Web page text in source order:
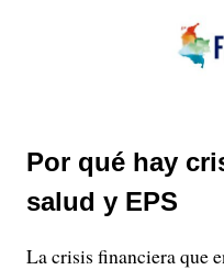
Por qué hay
salud y EPS
La crisis financiera que